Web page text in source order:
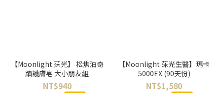
【Moonlight 莯光】 松焦油奇
蹟護膚皂 大小朋友組
NT$940
【Moonlight 莯光生醫】瑪卡
5000EX (90天份)
NT$1,580